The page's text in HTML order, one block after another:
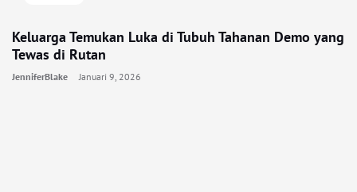
Keluarga Temukan Luka di Tubuh Tahanan Demo yang
Tewas di Rutan
JenniferBlake Januari 9, 2026